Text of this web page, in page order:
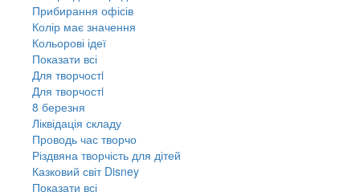
Прибирання офісів
Колір має значення
Кольорові ідеї
Показати всі
Для творчостi
Для творчостi
8 березня
Ліквідація складу
Проводь час творчо
Різдвяна творчість для дітей
Казковий світ Disney
Показати всі